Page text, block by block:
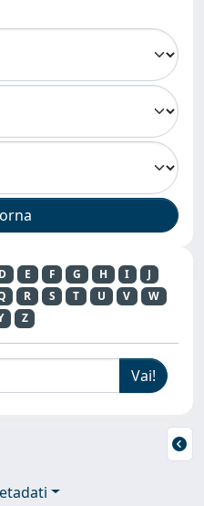
D E F G H I
J
R S T U V
W
Z